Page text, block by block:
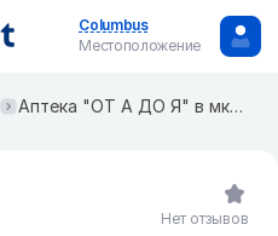
Columbus
Местоположение
Аптека "ОТ А ДО Я" в мкр 9
Нет отзывов